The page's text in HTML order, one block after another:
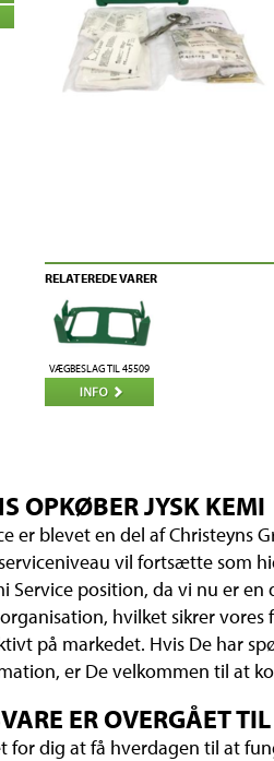
RELATEREDE VARER
VÆGBESLAG TIL 45509
OPKØBER JYSK KEMI
er blevet en del af Christeyns
vil fortsætte som
Service position, da vi nu er
hvilket sikrer
på markedet. Hvis De har
er De velkommen til at
ER OVERGÅET
for dig at få hverdagen til at